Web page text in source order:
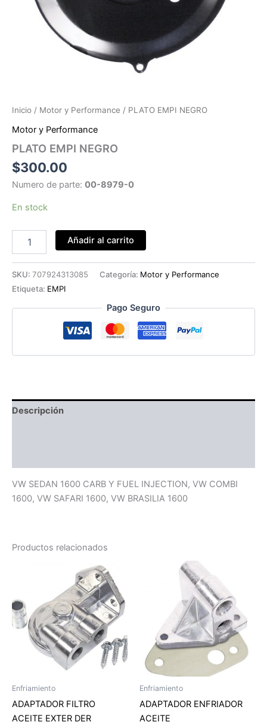
Inicio / Motor y Performance / PLATO EMPI NEGRO
Motor y Performance
PLATO EMPI NEGRO
$300.00
Numero de parte: 00-8979-0
En stock
EMPI
cantidad
Añadir al carrito
SKU: 707924313085 Categoría: Motor y Performance
Etiqueta: EMPI
Pago Seguro
Descripción
VW SEDAN 1600 CARB Y FUEL INJECTION, VW COMBI
1600, VW SAFARI 1600, VW BRASILIA 1600
Productos relacionados
Enfriamiento
ADAPTADOR FILTRO
ACEITE EXTER DER
Enfriamiento
ADAPTADOR ENFRIADOR
ACEITE